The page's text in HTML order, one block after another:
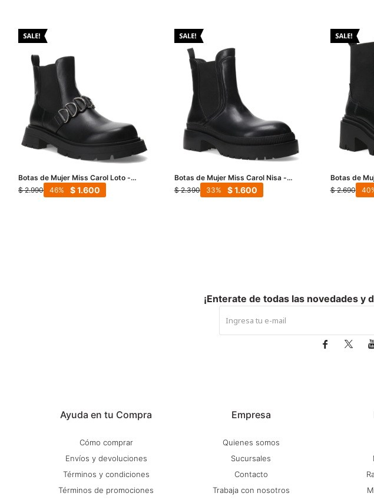
Botas de Mujer Miss Carol Loto -
Negro
$ 2.990 $1.600
46
Botas de Mujer Miss Carol Nisa -
Negro
$ 2.390 $1.600
33
Botas de
con elastico
$ 2.690 40
Ayuda en tu Compra
Cómo comprar
Envíos y devoluciones
Términos y condiciones
Términos de promociones
Empresa
Quienes somos
Sucursales
Contacto
Trabaja con nosotros
¡Enterate de todas las novedades y
 